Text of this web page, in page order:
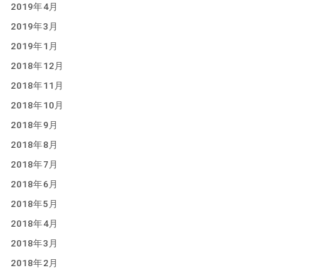
2019年4月
2019年3月
2019年1月
2018年12月
2018年11月
2018年10月
2018年9月
2018年8月
2018年7月
2018年6月
2018年5月
2018年4月
2018年3月
2018年2月